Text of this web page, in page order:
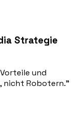
Strategie
und
nicht Robotern."